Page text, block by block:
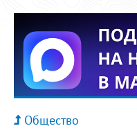
Общество